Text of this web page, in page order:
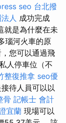
seo 台北撥
人 成功完成
就是為什麼在未
瑙河火車的原
您可以通過飛
人停車位（不
整復推拿 seo優
待人員可以以
骨 記帳士 會計
宜蘭 現場可以